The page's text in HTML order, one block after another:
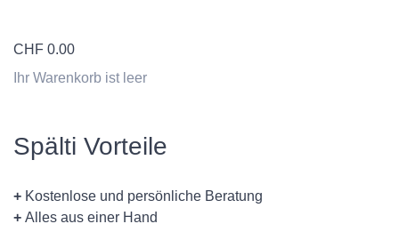
CHF 0.00
Ihr Warenkorb ist leer
Spälti Vorteile
+ Kostenlose und persönliche Beratung
+ Alles aus einer Hand